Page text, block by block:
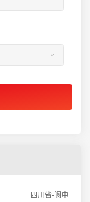
四川省-阆中